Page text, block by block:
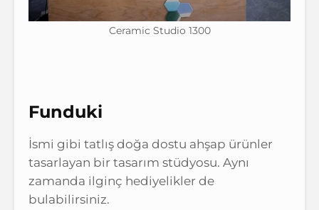
Ceramic Studio 1300
Funduki
İsmi gibi tatlış doğa dostu ahşap ürünler
tasarlayan bir tasarım stüdyosu. Aynı
zamanda ilginç hediyelikler de
bulabilirsiniz.